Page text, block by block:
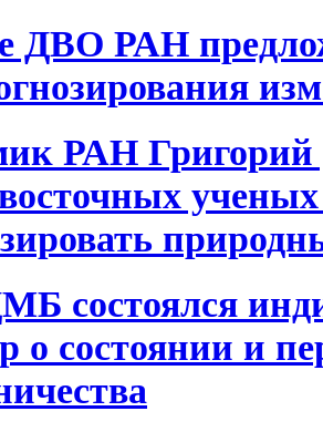
ДВО РАН
РАН Григорий
состоялся
о состоянии и